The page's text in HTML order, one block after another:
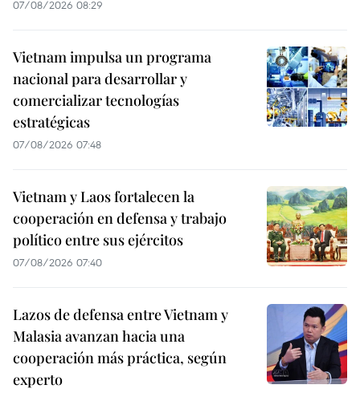
07/08/2026 08:29
Vietnam impulsa un programa
nacional para desarrollar y
comercializar tecnologías
estratégicas
07/08/2026 07:48
Vietnam y Laos fortalecen la
cooperación en defensa y trabajo
político entre sus ejércitos
07/08/2026 07:40
Lazos de defensa entre Vietnam y
Malasia avanzan hacia una
cooperación más práctica, según
experto